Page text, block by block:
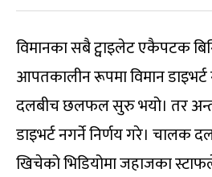
विमानका सबै ट्वाइलेट एकैपटक
आपतकालीन रूपमा विमान
दलबीच छलफल सुरु भयो। तर
डाइभर्ट नगर्ने निर्णय गरे।
खिचेको भिडियोमा जहाजका